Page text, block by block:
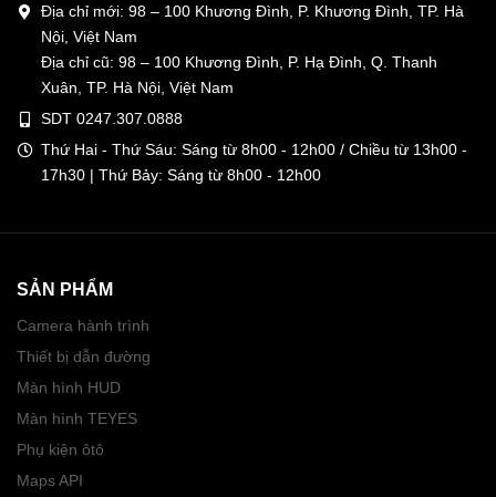
Địa chỉ mới: 98 – 100 Khương Đình, P. Khương Đình, TP. Hà
Nội, Việt Nam
Địa chỉ cũ: 98 – 100 Khương Đình, P. Hạ Đình, Q. Thanh
Xuân, TP. Hà Nội, Việt Nam
SDT 0247.307.0888
Thứ Hai - Thứ Sáu: Sáng từ 8h00 - 12h00 / Chiều từ 13h00 -
17h30 | Thứ Bảy: Sáng từ 8h00 - 12h00
SẢN PHẨM
Camera hành trình
Thiết bị dẫn đường
Màn hình HUD
Màn hình TEYES
Phụ kiện ôtô
Maps API